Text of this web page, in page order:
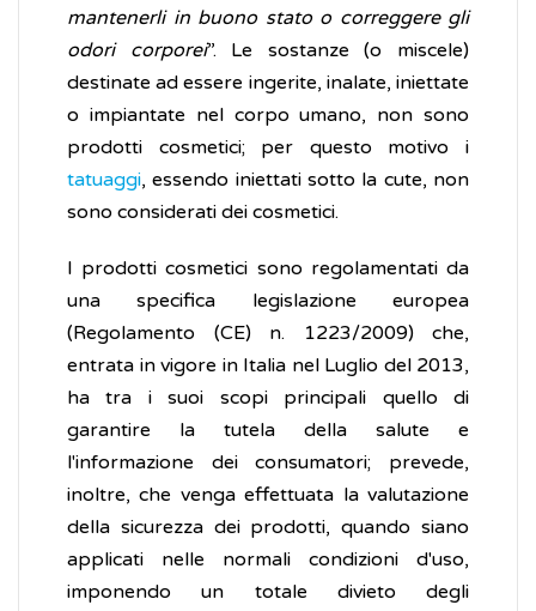
mantenerli in buono stato o correggere gli
odori corporei”. Le sostanze (o miscele)
destinate ad essere ingerite, inalate, iniettate
o impiantate nel corpo umano, non sono
prodotti cosmetici; per questo motivo i
tatuaggi, essendo iniettati sotto la cute, non
sono considerati dei cosmetici.
I prodotti cosmetici sono regolamentati da
una specifica legislazione europea
(Regolamento (CE) n. 1223/2009) che,
entrata in vigore in Italia nel Luglio del 2013,
ha tra i suoi scopi principali quello di
garantire la tutela della salute e
l'informazione dei consumatori; prevede,
inoltre, che venga effettuata la valutazione
della sicurezza dei prodotti, quando siano
applicati nelle normali condizioni d'uso,
imponendo un totale divieto degli